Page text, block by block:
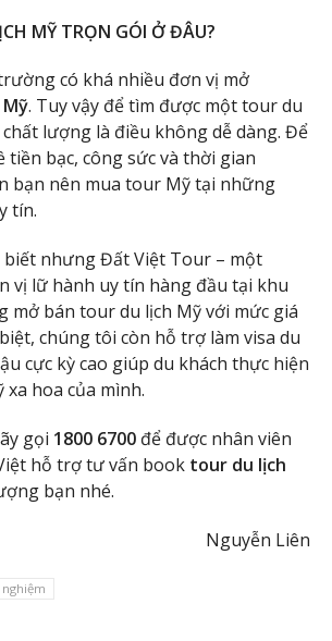
MỸ TRỌN GÓI Ở ĐÂU?
có khá nhiều đơn vị mở
. Tuy vậy để tìm được một tour du
lượng là điều không dễ dàng. Để
tiền bạc, công sức và thời gian
bạn nên mua tour Mỹ tại những
tín.
biết nhưng Đất Việt Tour – một
vị lữ hành uy tín hàng đầu tại khu
mở bán tour du lịch Mỹ với mức giá
chúng tôi còn hỗ trợ làm visa du
cực kỳ cao giúp du khách thực hiện
xa hoa của mình.
gọi 1800 6700 để được nhân viên
hỗ trợ tư vấn book tour du lịch
bạn nhé.
Nguyễn Liên